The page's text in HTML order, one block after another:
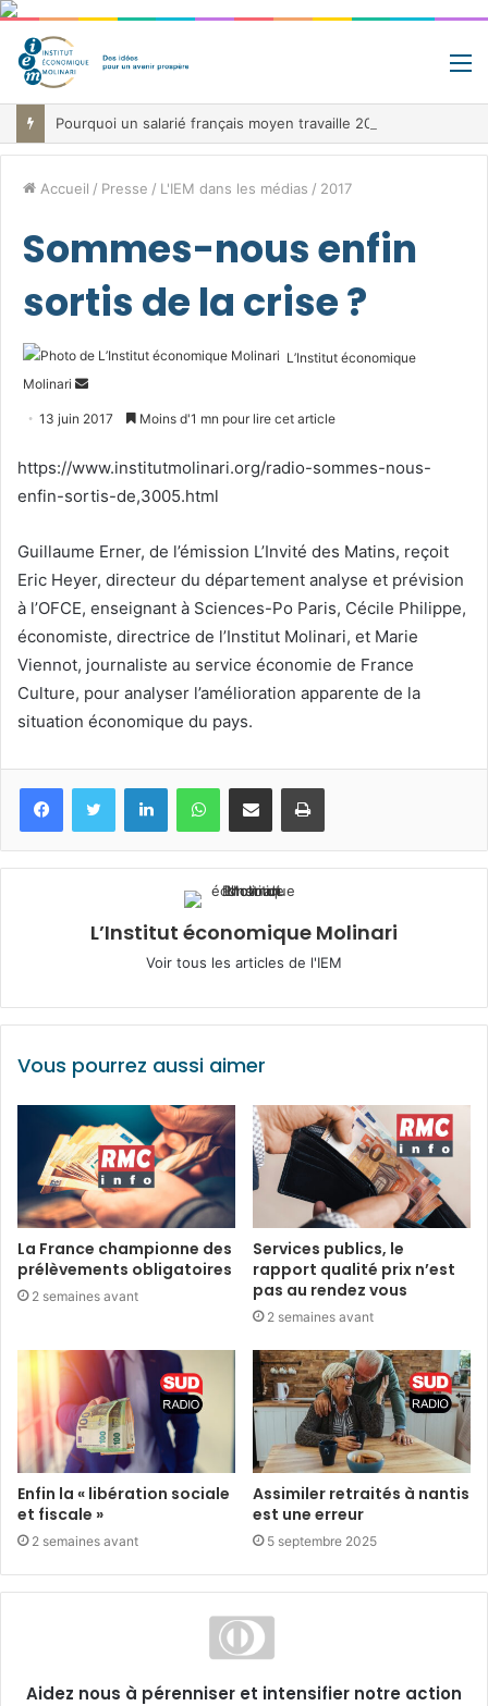
Accueil / Presse / L'IEM dans les médias / 2017
Sommes-nous enfin
sortis de la crise ?
L’Institut économique
Molinari
Envoyer
13 juin 2017 Moins d'1 mn pour lire cet article
https://www.institutmolinari.org/radio-sommes-nous-
enfin-sortis-de,3005.html
Guillaume Erner, de l’émission L’Invité des Matins, reçoit
Eric Heyer, directeur du département analyse et prévision
à l’OFCE, enseignant à Sciences-Po Paris, Cécile Philippe,
économiste, directrice de l’Institut Molinari, et Marie
Viennot, journaliste au service économie de France
Culture, pour analyser l’amélioration apparente de la
situation économique du pays.
FacebookTwitter LinkedinWhatsApp
Partagez par mail Imprimez
L’Institut économique Molinari
Voir tous les articles de l'IEM
Vous pourrez aussi aimer
La France championne des
prélèvements obligatoires
2 semaines avant
Services publics, le
rapport qualité prix n’est
pas au rendez vous
2 semaines avant
Enfin la « libération sociale
et fiscale »
2 semaines avant
Assimiler retraités à nantis
est une erreur
5 septembre 2025
Aidez nous à pérenniser et intensifier notre action